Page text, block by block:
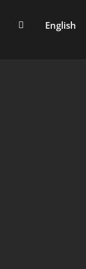
English